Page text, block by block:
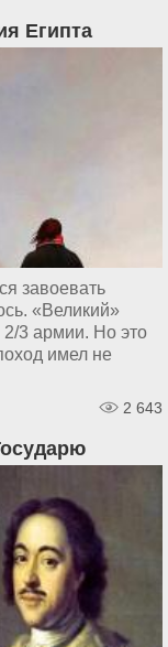
Египта
завоевать
«Великий»
2/3 армии. Но это
имел не
2 643